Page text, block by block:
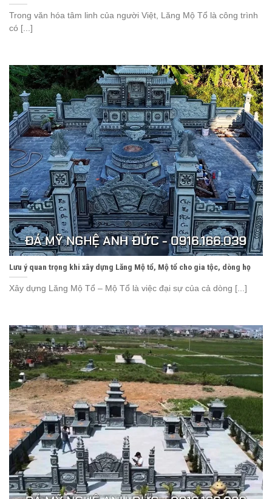
Trong văn hóa tâm linh của người Việt, Lăng Mộ Tổ là công trình
có [...]
Lưu ý quan trọng khi xây dựng Lăng Mộ tổ, Mộ tổ cho gia tộc, dòng họ
Xây dựng Lăng Mộ Tổ – Mộ Tổ là việc đại sự của cả dòng [...]